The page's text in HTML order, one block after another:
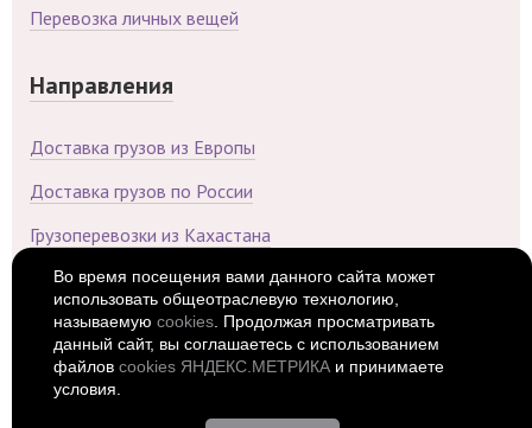
Перевозка личных вещей
Направления
Доставка грузов из Европы
Доставка грузов по России
Грузоперевозки из Кахастана
Доставка грузов из Китая
Доставка грузов из Беларуси
Во время посещения вами данного сайта может
использовать общеотраслевую технологию,
называемую cookies . Продолжая просматривать
данный сайт, вы соглашаетесь с использованием
файлов cookies ЯНДЕКС.МЕТРИКА и принимаете
условия.